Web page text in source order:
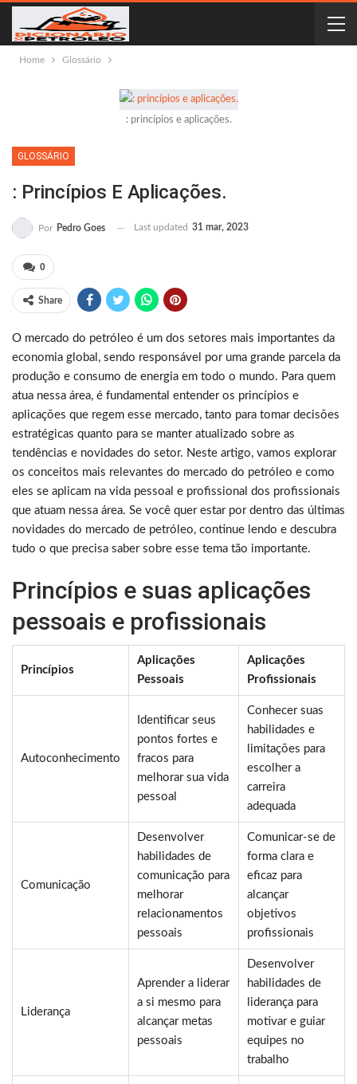
Home Glossário
: princípios e aplicações.
GLOSSÁRIO
: Princípios E Aplicações.
Por Pedro Goes Last updated 31 mar, 2023
0
Share
O mercado do petróleo é um dos setores mais importantes da
economia global, sendo responsável por uma grande parcela da
produção e consumo de energia em todo o mundo. Para quem
atua nessa área, é fundamental entender os princípios e
aplicações que regem esse mercado, tanto para tomar decisões
estratégicas quanto para se manter atualizado sobre as
tendências e novidades do setor. Neste artigo, vamos explorar
os conceitos mais relevantes do mercado do petróleo e como
eles se aplicam na vida pessoal e profissional dos profissionais
que atuam nessa área. Se você quer estar por dentro das últimas
novidades do mercado de petróleo, continue lendo e descubra
tudo o que precisa saber sobre esse tema tão importante.
Princípios e suas aplicações
pessoais e profissionais
Princípios
Aplicações
Pessoais
Aplicações
Profissionais
Autoconhecimento
Identificar seus
pontos fortes e
fracos para
melhorar sua vida
pessoal
Conhecer suas
habilidades e
limitações para
escolher a
carreira
adequada
Comunicação
Desenvolver
habilidades de
comunicação para
melhorar
relacionamentos
pessoais
Comunicar-se de
forma clara e
eficaz para
alcançar
objetivos
profissionais
Liderança
Aprender a liderar
a si mesmo para
alcançar metas
pessoais
Desenvolver
habilidades de
liderança para
motivar e guiar
equipes no
trabalho